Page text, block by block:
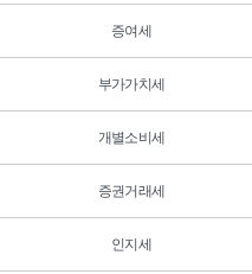
증여세
부가가치세
개별소비세
증권거래세
인지세